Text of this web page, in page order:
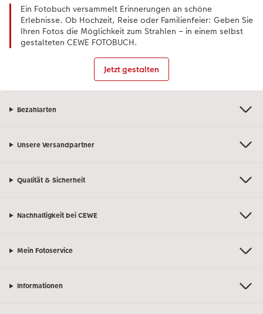
Ein Fotobuch versammelt Erinnerungen an schöne
Erlebnisse. Ob Hochzeit, Reise oder Familienfeier: Geben Sie
Ihren Fotos die Möglichkeit zum Strahlen – in einem selbst
gestalteten CEWE FOTOBUCH.
Jetzt gestalten
Bezahlarten
Unsere Versandpartner
Qualität & Sicherheit
Nachhaltigkeit bei CEWE
Mein Fotoservice
Informationen